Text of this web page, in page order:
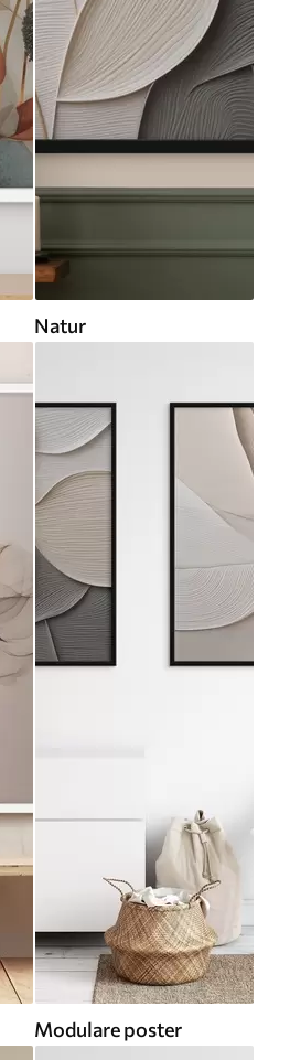
Natur
Modulare poster